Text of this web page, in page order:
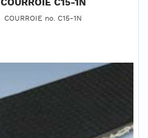
COURROIE C15-1N
COURROIE no. C15-1N